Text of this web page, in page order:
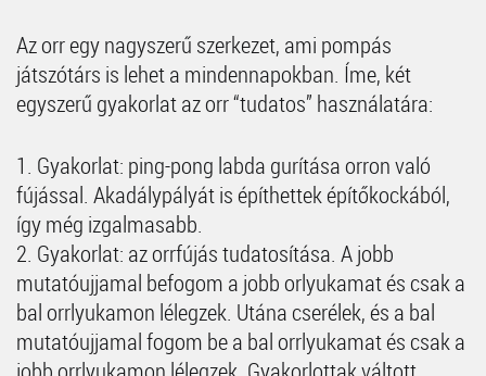
Az orr egy nagyszerű szerkezet, ami pompás
játszótárs is lehet a mindennapokban. Íme, két
egyszerű gyakorlat az orr “tudatos” használatára:
1. Gyakorlat: ping-pong labda gurítása orron való
fújással. Akadálypályát is építhettek építőkockából,
így még izgalmasabb.
2. Gyakorlat: az orrfújás tudatosítása. A jobb
mutatóujjamal befogom a jobb orlyukamat és csak a
bal orrlyukamon lélegzek. Utána cserélek, és a bal
mutatóujjamal fogom be a bal orrlyukamat és csak a